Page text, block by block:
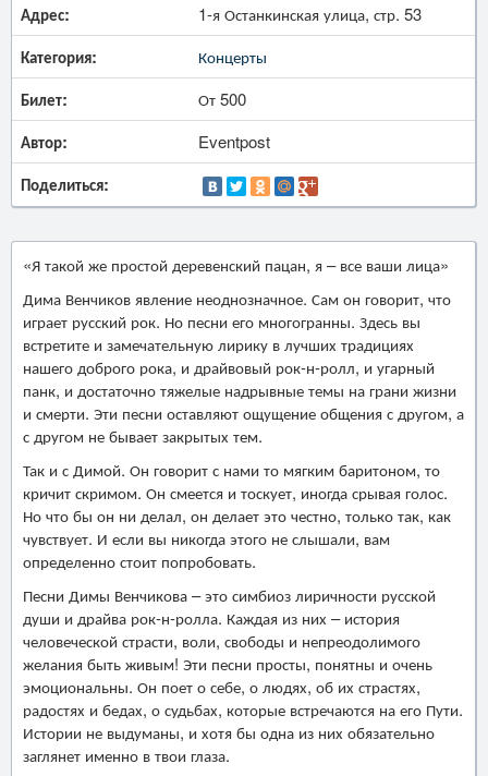
Адрес: 1-я Останкинская улица, стр. 53
Категория: Концерты
Билет: От 500
Автор: Eventpost
Поделиться:
«Я такой же простой деревенский пацан, я – все ваши лица»
Дима Венчиков явление неоднозначное. Сам он говорит, что
играет русский рок. Но песни его многогранны. Здесь вы
встретите и замечательную лирику в лучших традициях
нашего доброго рока, и драйвовый рок-н-ролл, и угарный
панк, и достаточно тяжелые надрывные темы на грани жизни
и смерти. Эти песни оставляют ощущение общения с другом, а
с другом не бывает закрытых тем.
Так и с Димой. Он говорит с нами то мягким баритоном, то
кричит скримом. Он смеется и тоскует, иногда срывая голос.
Но что бы он ни делал, он делает это честно, только так, как
чувствует. И если вы никогда этого не слышали, вам
определенно стоит попробовать.
Песни Димы Венчикова – это симбиоз лиричности русской
души и драйва рок-н-ролла. Каждая из них – история
человеческой страсти, воли, свободы и непреодолимого
желания быть живым! Эти песни просты, понятны и очень
эмоциональны. Он поет о себе, о людях, об их страстях,
радостях и бедах, о судьбах, которые встречаются на его Пути.
Истории не выдуманы, и хотя бы одна из них обязательно
заглянет именно в твои глаза.